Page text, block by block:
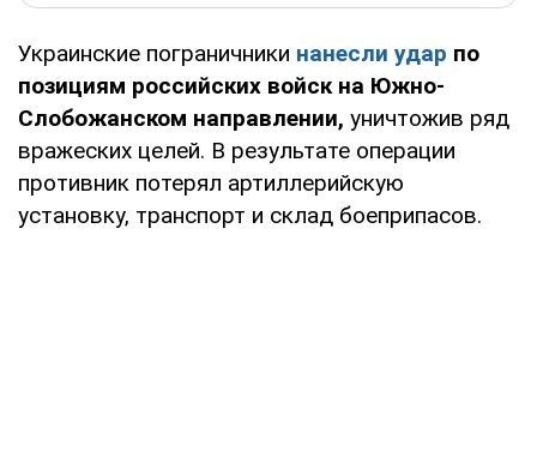
Украинские пограничники нанесли удар по
позициям российских войск на Южно-
Слобожанском направлении, уничтожив ряд
вражеских целей. В результате операции
противник потерял артиллерийскую
установку, транспорт и склад боеприпасов.